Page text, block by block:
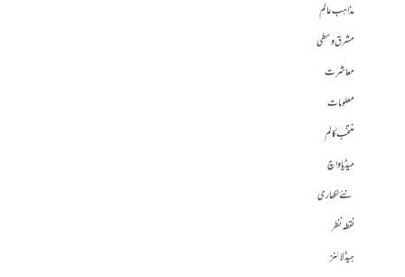
مذاہب عالم
مشرق وسطی
معاشرت
معلومات
منتخب کالم
میڈیا واچ
نئے لکھاری
نقطہ نظر
ہیڈلائنز